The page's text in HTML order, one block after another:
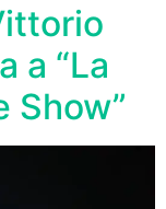
a “La
Show”